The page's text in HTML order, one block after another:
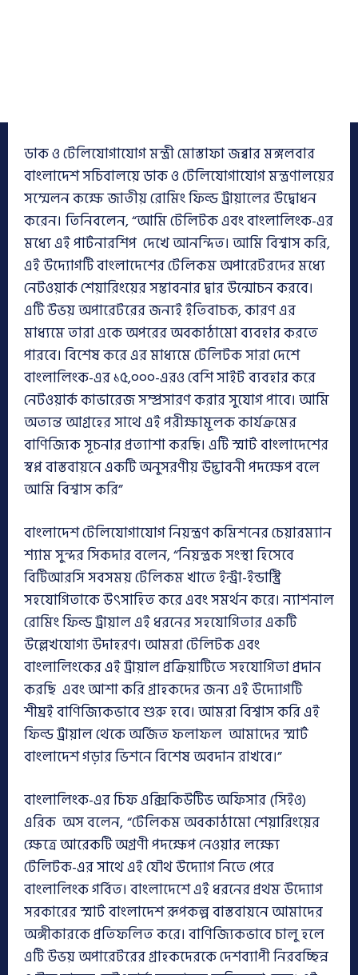
ডাক ও টেলিযোগাযোগ মন্ত্রী মোস্তাফা জব্বার মঙ্গলবার
বাংলাদেশ সচিবালয়ে ডাক ও টেলিযোগাযোগ মন্ত্রণালয়ের
সম্মেলন কক্ষে জাতীয় রোমিং ফিল্ড ট্রায়ালের উদ্বোধন
করেন। তিনিবলেন, “আমি টেলিটক এবং বাংলালিংক-এর
মধ্যে এই পার্টনারশিপ দেখে আনন্দিত। আমি বিশ্বাস করি,
এই উদ্যোগটি বাংলাদেশের টেলিকম অপারেটরদের মধ্যে
নেটওয়ার্ক শেয়ারিংয়ের সম্ভাবনার দ্বার উন্মোচন করবে।
এটি উভয় অপারেটরের জন্যই ইতিবাচক, কারণ এর
মাধ্যমে তারা একে অপরের অবকাঠামো ব্যবহার করতে
পারবে। বিশেষ করে এর মাধ্যমে টেলিটক সারা দেশে
বাংলালিংক-এর ১৫,০০০-এরও বেশি সাইট ব্যবহার করে
নেটওয়ার্ক কাভারেজ সম্প্রসারণ করার সুযোগ পাবে। আমি
অত্যন্ত আগ্রহের সাথে এই পরীক্ষামূলক কার্যক্রমের
বাণিজ্যিক সূচনার প্রত্যাশা করছি। এটি স্মার্ট বাংলাদেশের
স্বপ্ন বাস্তবায়নে একটি অনুসরণীয় উদ্ভাবনী পদক্ষেপ বলে
আমি বিশ্বাস করি”
বাংলাদেশ টেলিযোগাযোগ নিয়ন্ত্রণ ক‌মিশনের চেয়ারম্যান
শ্যাম সুন্দর সিকদার বলেন, “নিয়ন্ত্রক সংস্থা হিসেবে
বিটিআরসি সবসময় টেলিকম খাতে ইন্ট্রা-ইন্ডাস্ট্রি
সহযোগিতাকে উৎসাহিত করে এবং সমর্থন করে। ন্যাশনাল
রোমিং ফিল্ড ট্রায়াল এই ধরনের সহযোগিতার একটি
উল্লেখযোগ্য উদাহরণ। আমরা টেলিটক এবং
বাংলালিংকের এই ট্রায়াল প্রক্রিয়াটিতে সহযোগিতা প্রদান
করছি এবং আশা করি গ্রাহকদের জন্য এই উদ্যোগটি
শীঘ্রই বাণিজ্যিকভাবে শুরু হবে। আমরা বিশ্বাস করি এই
ফিল্ড ট্রায়াল থেকে অর্জিত ফলাফল আমাদের স্মার্ট
বাংলাদেশ গড়ার ভিশনে বিশেষ অবদান রাখবে।”
বাংলালিংক-এর চিফ এক্সিকিউটিভ অফিসার (সিইও)
এরিক অস বলেন,“টেলিকম অবকাঠামো শেয়ারিংয়ের
ক্ষেত্রে আরেকটি অগ্রণী পদক্ষেপ নেওয়ার লক্ষ্যে
টেলিটক-এর সাথে এই যৌথ উদ্যোগ নিতে পেরে
বাংলালিংক গর্বিত। বাংলাদেশে এই ধরনের প্রথম উদ্যোগ
সরকারের স্মার্ট বাংলাদেশ রূপকল্প বাস্তবায়নে আমাদের
অঙ্গীকারকে প্রতিফলিত করে। বাণিজ্যিকভাবে চালু হলে
এটি উভয় অপারেটরের গ্রাহকদেরকে দেশব্যাপী নিরবচ্ছিন্ন